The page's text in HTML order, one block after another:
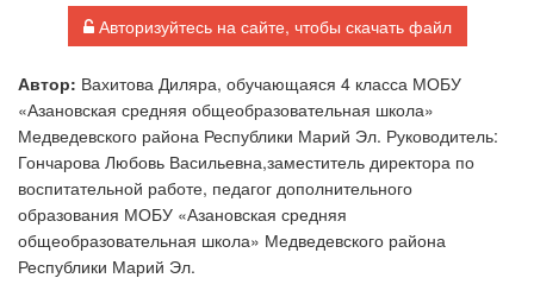
Авторизуйтесь на сайте, чтобы скачать файл
Автор: Вахитова Диляра, обучающаяся 4 класса МОБУ
«Азановская средняя общеобразовательная школа»
Медведевского района Республики Марий Эл. Руководитель:
Гончарова Любовь Васильевна,заместитель директора по
воспитательной работе, педагог дополнительного
образования МОБУ «Азановская средняя
общеобразовательная школа» Медведевского района
Республики Марий Эл.